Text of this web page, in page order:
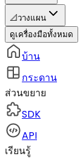
📐วางแผน
ดูเครื่องมือทั้งหมด
บ้าน
กระดาน
ส่วนขยาย
SDK
API
เรียนรู้